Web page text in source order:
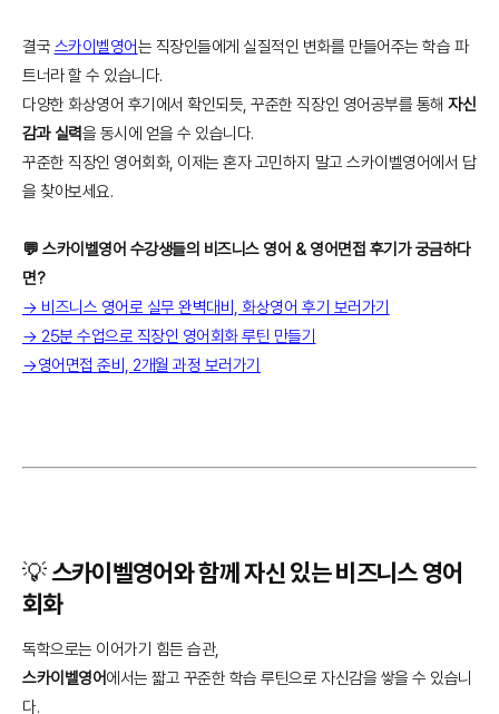
결국 스카이벨영어는 직장인들에게 실질적인 변화를 만들어주는 학습 파
트너라 할 수 있습니다.
다양한 화상영어 후기에서 확인되듯, 꾸준한 직장인 영어공부를 통해자신
감과 실력을 동시에 얻을 수 있습니다.
꾸준한 직장인 영어회화, 이제는 혼자 고민하지 말고 스카이벨영어에서 답
을 찾아보세요.
💬 스카이벨영어 수강생들의 비즈니스 영어 & 영어면접 후기가 궁금하다
면?
→ 비즈니스 영어로 실무 완벽대비, 화상영어 후기 보러가기
→ 25분 수업으로 직장인 영어회화 루틴 만들기
→영어면접 준비, 2개월 과정 보러가기
💡 스카이벨영어와 함께 자신 있는 비즈니스 영어
회화
독학으로는 이어가기 힘든 습관,
스카이벨영어에서는 짧고 꾸준한 학습 루틴으로 자신감을 쌓을 수 있습니
다.